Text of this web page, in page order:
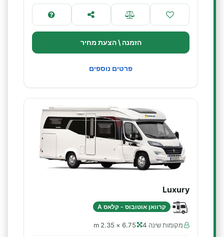
הזמנה \ הצעת מחיר
פרטים נוספים
Luxury
קרוואן אוטובוס - קלאס A
מקומות שינה 4 6.75 × 2.35 m